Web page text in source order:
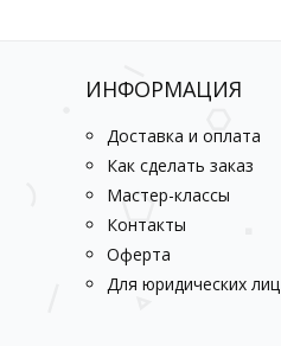
ИНФОРМАЦИЯ
Доставка и оплата
Как сделать заказ
Мастер-классы
Контакты
Оферта
Для юридических лиц